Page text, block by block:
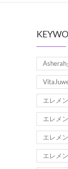
エレメ
エレメ
エレメ
エレメ